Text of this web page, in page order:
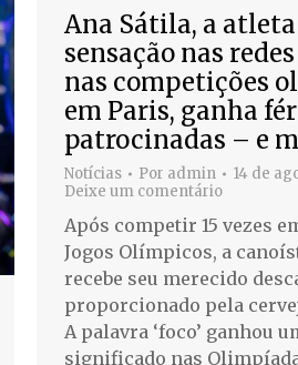
Ana Sátila, a
sensação nas
nas competições
em Paris, ganha
patrocinadas – e
Notícias Por admin
14 de
Deixe um comentário
Após competir 15 vezes
Jogos Olímpicos, a
recebe seu merecido
proporcionado pela
A palavra ‘foco’ ganhou
significado nas